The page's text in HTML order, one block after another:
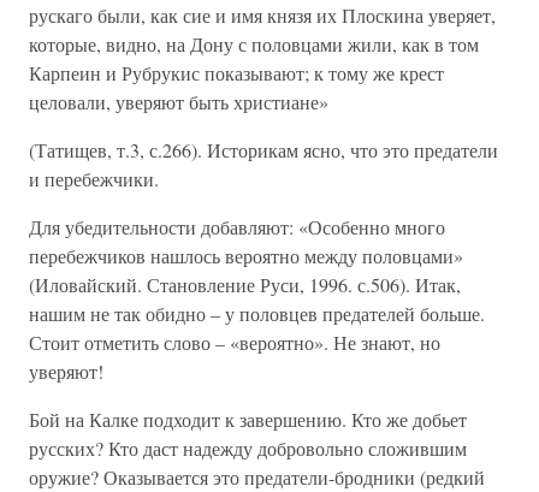
рускаго были, как сие и имя князя их Плоскина уверяет,
которые, видно, на Дону с половцами жили, как в том
Карпеин и Рубрукис показывают; к тому же крест
целовали, уверяют быть христиане»
(Татищев, т.3, с.266). Историкам ясно, что это предатели
и перебежчики.
Для убедительности добавляют: «Особенно много
перебежчиков нашлось вероятно между половцами»
(Иловайский. Становление Руси, 1996. с.506). Итак,
нашим не так обидно – у половцев предателей больше.
Стоит отметить слово – «вероятно». Не знают, но
уверяют!
Бой на Калке подходит к завершению. Кто же добьет
русских? Кто даст надежду добровольно сложившим
оружие? Оказывается это предатели-бродники (редкий